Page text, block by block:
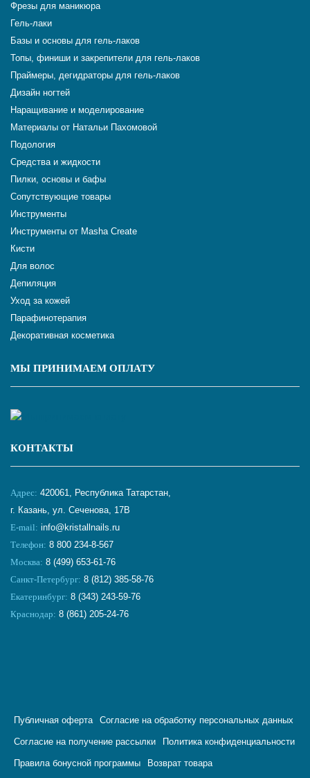
Фрезы для маникюра
Гель-лаки
Базы и основы для гель-лаков
Топы, финиши и закрепители для гель-лаков
Праймеры, дегидраторы для гель-лаков
Дизайн ногтей
Наращивание и моделирование
Материалы от Натальи Пахомовой
Подология
Средства и жидкости
Пилки, основы и бафы
Сопутствующие товары
Инструменты
Инструменты от Masha Create
Кисти
Для волос
Депиляция
Уход за кожей
Парафинотерапия
Декоративная косметика
МЫ ПРИНИМАЕМ ОПЛАТУ
КОНТАКТЫ
Адрес: 420061, Республика Татарстан,
г. Казань, ул. Сеченова, 17В
E-mail: info@kristallnails.ru
Телефон: 8 800 234-8-567
Москва: 8 (499) 653-61-76
Санкт-Петербург: 8 (812) 385-58-76
Екатеринбург: 8 (343) 243-59-76
Краснодар: 8 (861) 205-24-76
Публичная оферта Согласие на обработку персональных данных
Согласие на получение рассылки Политика конфиденциальности
Правила бонусной программы Возврат товара